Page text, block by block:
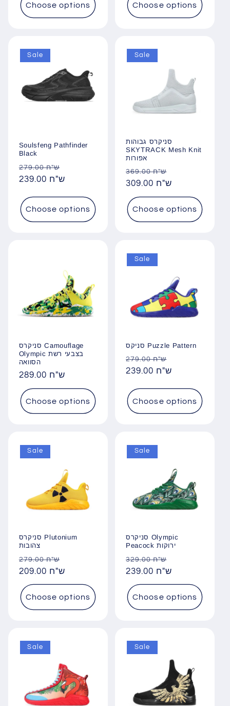
Choose options Choose options
Sale
Soulsfeng Pathfinder
Black
Regular
price
279.00 ש"ח
239.00 ש"ח
Choose options
Sale
סניקרס גבוהות
SKYTRACK Mesh Knit
אפורות
Regular
price
369.00 ש"ח
309.00 ש"ח
Choose options
סניקרס Camouflage
Olympic בצבעי רשת
הסוואה
Regular
price
289.00 ש"ח
Choose options
Sale
סניקס Puzzle Pattern
Regular
price
279.00 ש"ח
239.00 ש"ח
Choose options
Sale
סניקרס Plutonium
צהובות
Regular
price
279.00 ש"ח
209.00 ש"ח
Choose options
Sale
סניקרס Olympic
Peacock ירוקות
Regular
price
329.00 ש"ח
239.00 ש"ח
Choose options
Sale Sale